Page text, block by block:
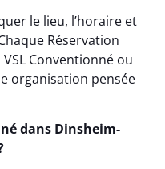
le lieu, l’horaire et
Réservation
Conventionné ou
organisation pensée
dans Dinsheim-